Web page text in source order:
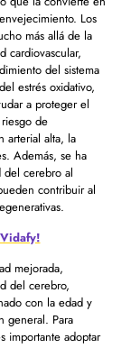
Los
más allá de la
cardiovascular,
del sistema
estrés oxidativo,
a proteger el
de
arterial alta, la
Además, se ha
del cerebro al
contribuir al
mejorada,
del cerebro,
con la edad y
general. Para
importante adoptar